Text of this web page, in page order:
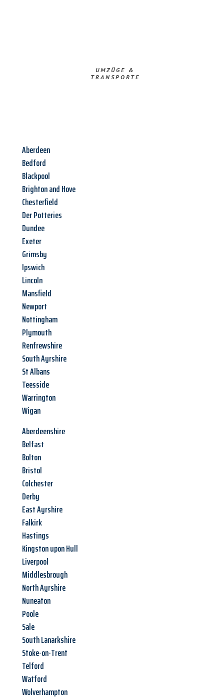
UMZÜGE &
TRANSPORTE
Aberdeen
Bedford
Blackpool
Brighton and Hove
Chesterfield
Der Potteries
Dundee
Exeter
Grimsby
Ipswich
Lincoln
Mansfield
Newport
Nottingham
Plymouth
Renfrewshire
South Ayrshire
St Albans
Teesside
Warrington
Wigan
Aberdeenshire
Belfast
Bolton
Bristol
Colchester
Derby
East Ayrshire
Falkirk
Hastings
Kingston upon Hull
Liverpool
Middlesbrough
North Ayrshire
Nuneaton
Poole
Sale
South Lanarkshire
Stoke-on-Trent
Telford
Watford
Wolverhampton